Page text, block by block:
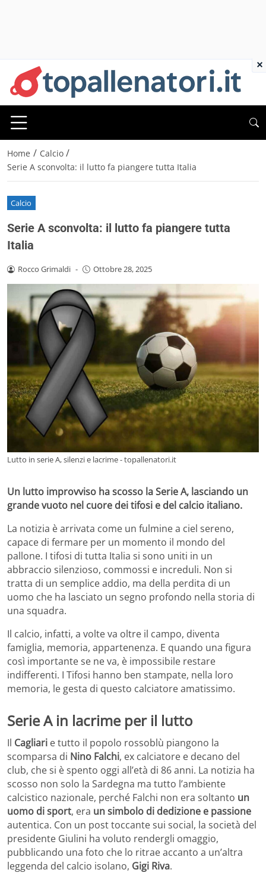
Home / Calcio /
Serie A sconvolta: il lutto fa piangere tutta Italia
Calcio
Serie A sconvolta: il lutto fa piangere tutta
Italia
Rocco Grimaldi - Ottobre 28, 2025
Lutto in serie A, silenzi e lacrime - topallenatori.it
Un lutto improvviso ha scosso la Serie A, lasciando un
grande vuoto nel cuore dei tifosi e del calcio italiano.
La notizia è arrivata come un fulmine a ciel sereno,
capace di fermare per un momento il mondo del
pallone. I tifosi di tutta Italia si sono uniti in un
abbraccio silenzioso, commossi e increduli. Non si
tratta di un semplice addio, ma della perdita di un
uomo che ha lasciato un segno profondo nella storia di
una squadra.
Il calcio, infatti, a volte va oltre il campo, diventa
famiglia, memoria, appartenenza. E quando una figura
così importante se ne va, è impossibile restare
indifferenti. I Tifosi hanno ben stampate, nella loro
memoria, le gesta di questo calciatore amatissimo.
Serie A in lacrime per il lutto
Il Cagliari e tutto il popolo rossoblù piangono la
scomparsa di Nino Falchi, ex calciatore e decano del
club, che si è spento oggi all’età di 86 anni. La notizia ha
scosso non solo la Sardegna ma tutto l’ambiente
calcistico nazionale, perché Falchi non era soltanto un
uomo di sport, era un simbolo di dedizione e passione
autentica. Con un post toccante sui social, la società del
presidente Giulini ha voluto rendergli omaggio,
pubblicando una foto che lo ritrae accanto a un’altra
leggenda del calcio isolano, Gigi Riva.
×